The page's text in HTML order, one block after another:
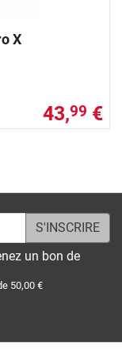
X
43,99 €
un bon de
50,00 €